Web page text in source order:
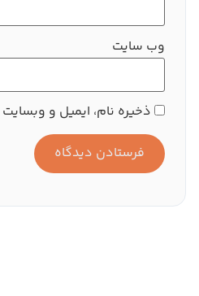
وب‌ سایت
ذخیره نام، ایمیل و